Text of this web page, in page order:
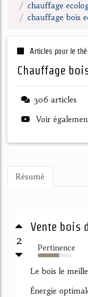
chauffage
chauffage bois
Articles pour le
chauffage
306 articles
Voir
Résumé
2
Vente bois
Pertinence
63%
Le bois le
Énergie